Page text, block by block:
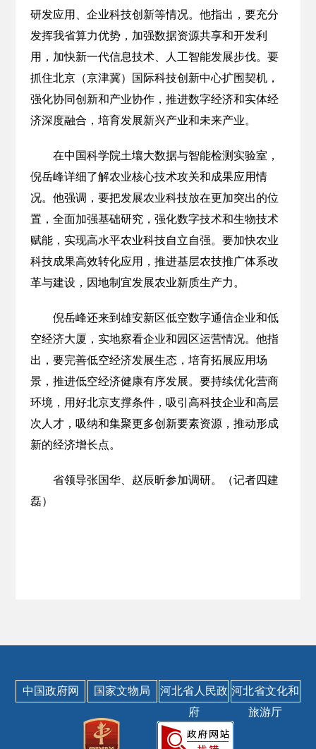
研发应用、企业科技创新等情况。他指出，要充分
发挥我省算力优势，加强数据资源共享和开发利
用，加快新一代信息技术、人工智能发展步伐。要
抓住北京（京津冀）国际科技创新中心扩围契机，
强化协同创新和产业协作，推进数字经济和实体经
济深度融合，培育发展新兴产业和未来产业。
在中国科学院土壤大数据与智能检测实验室，
倪岳峰详细了解农业核心技术攻关和成果应用情
况。他强调，要把发展农业科技放在更加突出的位
置，全面加强基础研究，强化数字技术和生物技术
赋能，实现高水平农业科技自立自强。要加快农业
科技成果高效转化应用，推进基层农技推广体系改
革与建设，因地制宜发展农业新质生产力。
倪岳峰还来到雄安新区低空数字通信企业和低
空经济大厦，实地察看企业和园区运营情况。他指
出，要完善低空经济发展生态，培育拓展应用场
景，推进低空经济健康有序发展。要持续优化营商
环境，用好北京支撑条件，吸引高科技企业和高层
次人才，吸纳和集聚更多创新要素资源，推动形成
新的经济增长点。
省领导张国华、赵辰昕参加调研。（记者四建
磊）
中国政府网 国家文物局
河北省人民政
府
河北省文化和
旅游厅